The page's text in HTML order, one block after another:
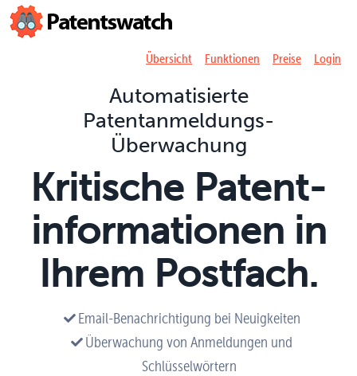
Übersicht Funktionen Preise Login
Automatisierte
Patentanmeldungs-
Überwachung
Kritische Patent­
informationen in
Ihrem Postfach.
Email-Benachrichtigung bei Neuigkeiten
Überwachung von Anmeldungen und
Schlüsselwörtern